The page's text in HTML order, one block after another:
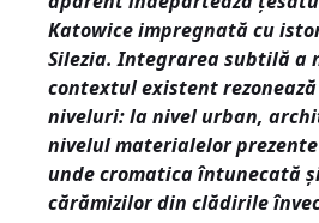
Katowice impregnată cu
Silezia. Integrarea subtilă a
contextul existent
niveluri: la nivel urban,
nivelul materialelor
unde cromatica întunecată
cărămizilor din clădirile